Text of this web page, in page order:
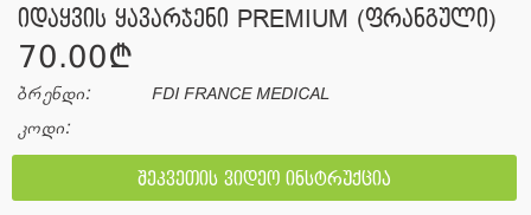
იდაყვის ყავარჯენი PREMIUM (ფრანგული)
70.00¢
ბრენდი: FDI FRANCE MEDICAL
კოდი:
შეკვეთის ვიდეო ინსტრუქცია